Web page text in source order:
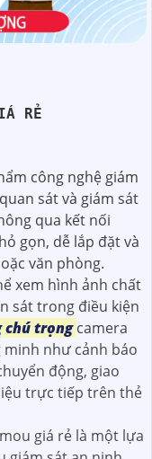
RẺ
công nghệ giám
sát và giám sát
qua kết nối
gọn, dễ lắp đặt và
văn phòng.
xem hình ảnh chất
sát trong điều kiện
chú trọngcamera
như cảnh báo
động, giao
trực tiếp trên thẻ
giá rẻ là một lựa